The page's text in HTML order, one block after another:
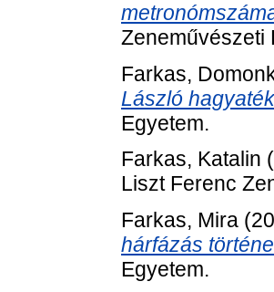
Zeneművészeti
Farkas,
László
Egyetem.
Farkas, Katalin
Liszt Ferenc
Farkas, Mira
hárfázás
Egyetem.